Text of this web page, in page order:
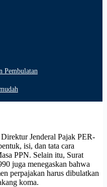
Pembulatan
Jenderal Pajak PER-
isi, dan tata cara
PPN. Selain itu, Surat
juga menegaskan bahwa
perpajakan harus dibulatkan
koma.